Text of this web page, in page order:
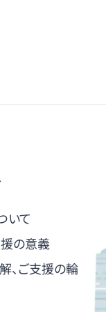
いて
の意義
、ご支援の輪